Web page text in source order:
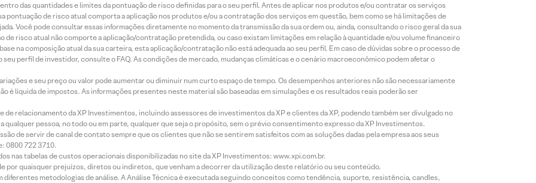
das quantidades e limites da pontuação de risco definidas para o seu perfil. Antes de aplicar nos produtos e/ou contratar os serviços
de risco atual comporta a aplicação nos produtos e/ou a contratação dos serviços em questão, bem como se há limitações de
Você pode consultar essas informações diretamente no momento da transmissão da sua ordem ou, ainda, consultando o risco geral da sua
de risco atual não comporte a aplicação/contratação pretendida, ou caso existam limitações em relação à quantidade e/ou volume financeiro
na composição atual da sua carteira, esta aplicação/contratação não está adequada ao seu perfil. Em caso de dúvidas sobre o processo de
perfil de investidor, consulte o FAQ. As condições de mercado, mudanças climáticas e o cenário macroeconômico podem afetar o
e seu preço ou valor pode aumentar ou diminuir num curto espaço de tempo. Os desempenhos anteriores não são necessariamente
é líquida de impostos. As informações presentes neste material são baseadas em simulações e os resultados reais poderão ser
relacionamento da XP Investimentos, incluindo assessores de investimentos da XP e clientes da XP, podendo também ser divulgado no
qualquer pessoa, no todo ou em parte, qualquer que seja o propósito, sem o prévio consentimento expresso da XP Investimentos.
de servir de canal de contato sempre que os clientes que não se sentirem satisfeitos com as soluções dadas pela empresa aos seus
0800 722 3710.
nas tabelas de custos operacionais disponibilizadas no site da XP Investimentos: www.xpi.com.br.
por quaisquer prejuízos, diretos ou indiretos, que venham a decorrer da utilização deste relatório ou seu conteúdo.
diferentes metodologias de análise. A Análise Técnica é executada seguindo conceitos como tendência, suporte, resistência, candles,